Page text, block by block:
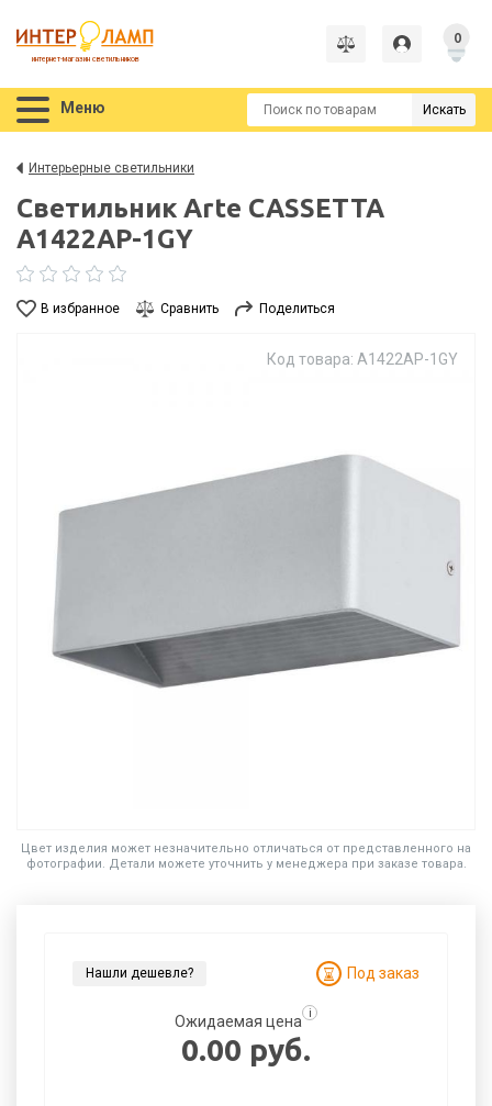
интернет-магазин светильников
0
Меню Искать
Интерьерные светильники
Светильник Arte CASSETTA
A1422AP-1GY
В избранное Сравнить Поделиться
Код товара: A1422AP-1GY
Цвет изделия может незначительно отличаться от представленного на
фотографии. Детали можете уточнить у менеджера при заказе товара.
Нашли дешевле? Под заказ
Ожидаемая цена i
0.00 руб.